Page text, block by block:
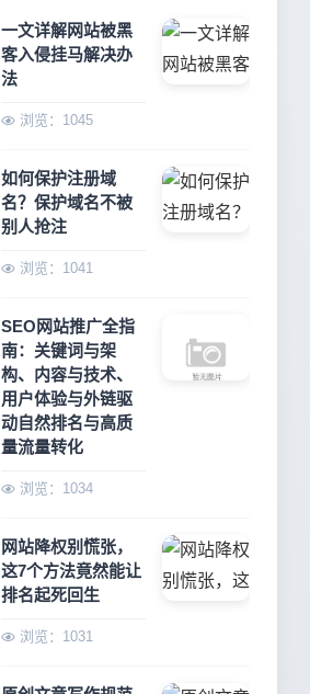
一文详解网站被黑
客入侵挂马解决办
法
浏览：1045
如何保护注册域
名？保护域名不被
别人抢注
浏览：1041
SEO网站推广全指
南：关键词与架
构、内容与技术、
用户体验与外链驱
动自然排名与高质
量流量转化
浏览：1034
网站降权别慌张，
这7个方法竟然能让
排名起死回生
浏览：1031